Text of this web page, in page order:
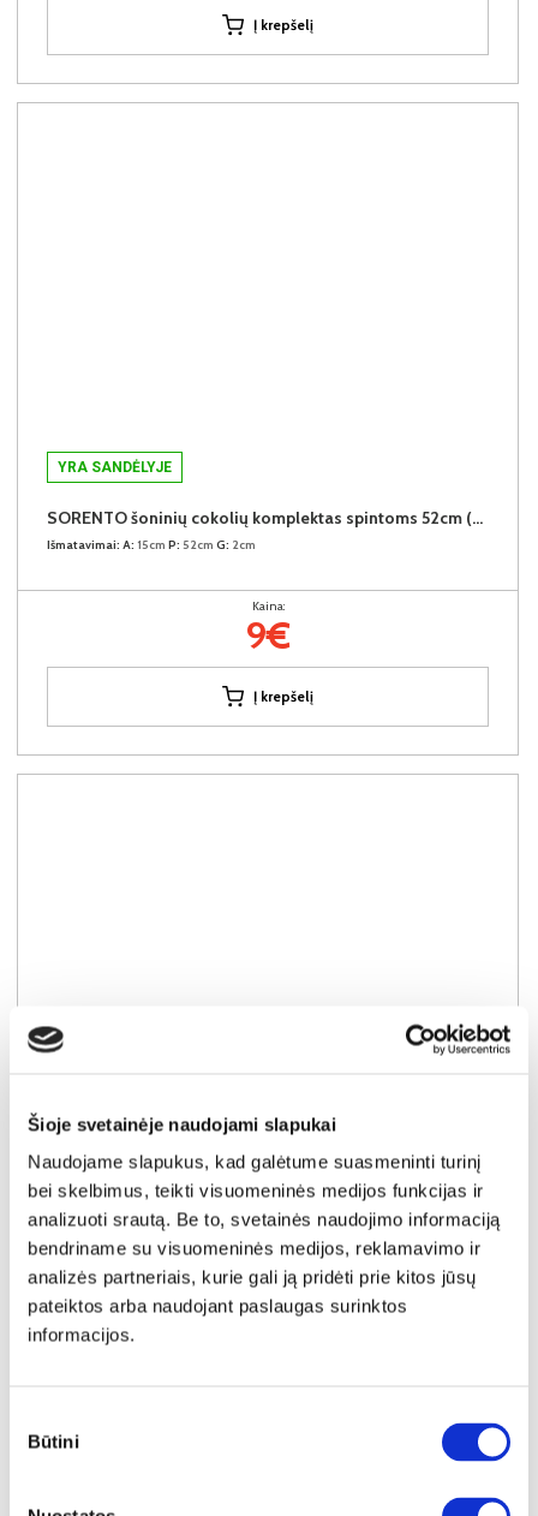
Šioje svetainėje naudojami slapukai
Naudojame slapukus, kad galėtume suasmeninti turinį
bei skelbimus, teikti visuomeninės medijos funkcijas ir
analizuoti srautą. Be to, svetainės naudojimo informaciją
bendriname su visuomeninės medijos, reklamavimo ir
analizės partneriais, kurie gali ją pridėti prie kitos jūsų
pateiktos arba naudojant paslaugas surinktos
informacijos.
pasirinkimas
Būtini
Į krepšelį
YRA SANDĖLYJE
SORENTO šoninių cokolių komplektas spintoms 52cm (2vnt.) (Baltic Storm)
Išmatavimai: A: 15cm P: 52cm G: 2cm
Kaina:
9€
Į krepšelį
SUPER KAINA YRA SANDĖLYJE
GAL SAN SEBASTIAN/JUODAS MARMURAS 13mm. virtuvės spintelių stalviršis (1 centimetras) (Įvykdymo terminas iki 10d.d.)
Išmatavimai: A:1cmP: 1cm G:60cm
Kaina taikyta laikotarpiu
2026-06-30 iki 2026-07-29
0.6€
Pritaikyta nuolaida
- 0.1€